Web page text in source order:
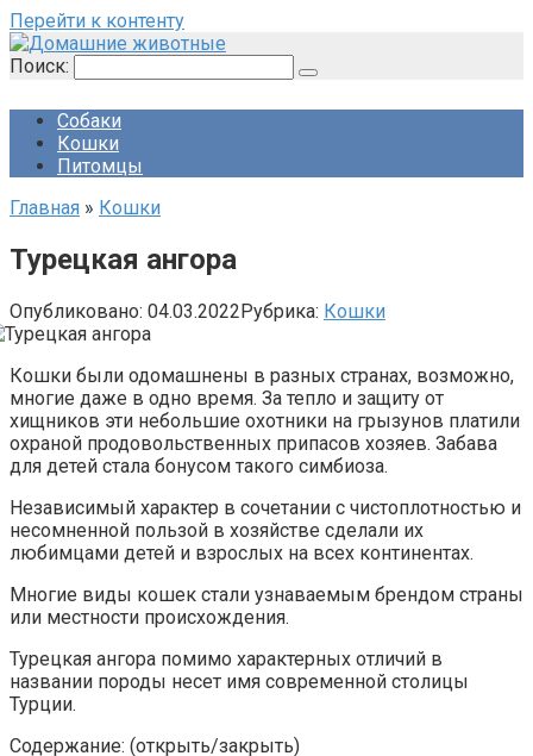
Перейти к контенту
Поиск:
Собаки
Кошки
Питомцы
Главная » Кошки
Турецкая ангора
Опубликовано: 04.03.2022Рубрика: Кошки
Кошки были одомашнены в разных странах, возможно,
многие даже в одно время. За тепло и защиту от
хищников эти небольшие охотники на грызунов платили
охраной продовольственных припасов хозяев. Забава
для детей стала бонусом такого симбиоза.
Независимый характер в сочетании с чистоплотностью и
несомненной пользой в хозяйстве сделали их
любимцами детей и взрослых на всех континентах.
Многие виды кошек стали узнаваемым брендом страны
или местности происхождения.
Турецкая ангора помимо характерных отличий в
названии породы несет имя современной столицы
Турции.
Содержание: (открыть/закрыть)